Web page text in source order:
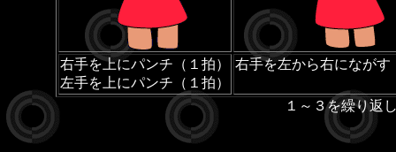
右手を上にパンチ（１拍）
左手を上にパンチ（１拍）
右手を左から右にながす
１～３を繰り返